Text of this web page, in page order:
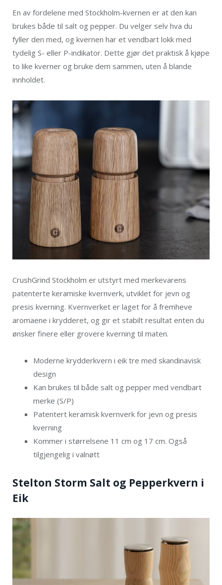
En av fordelene med Stockholm-kvernen er at den kan
brukes både til salt og pepper. Du velger selv hva du
fyller den med, og kvernen har et vendbart lokk med
tydelig S- eller P-indikator. Dette gjør det praktisk å kjøpe
to like kverner og bruke dem sammen, uten å blande
innholdet.
CrushGrind Stockholm er utstyrt med merkevarens
patenterte keramiske kvernverk, utviklet for jevn og
presis kverning. Kvernverket er laget for å fremheve
aromaene i krydderet, og gir et stabilt resultat enten du
ønsker finere eller grovere kverning til maten.
Moderne krydderkvern i eik tre med skandinavisk
design
Kan brukes til både salt og pepper med vendbart
merke (S/P)
Patentert keramisk kvernverk for jevn og presis
kverning
Kommer i størrelsene 11 cm og 17 cm. Også
tilgjengelig i valnøtt
Stelton Storm Salt og Pepperkvern i
Eik